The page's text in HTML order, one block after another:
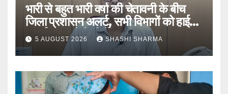
भारी से बहुत भारी वर्षा की चेतावनी के बीच
जिला प्रशासन अलर्ट, सभी विभागों को हाई
अलर्ट पर रहने के निर्देश
5 AUGUST 2026 SHASHI SHARMA